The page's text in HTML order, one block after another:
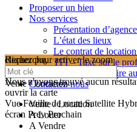
Proposer un bien
Nos services
Présentation d’agence
L’état des lieux
Le contrat de
TPI – Taxe sur le
Les frais de notaire
Contactez-nous
cliquez pour activer le zoom
searching...
Nous n'avons trouvé aucun
ouvrir la carte
Vue Feuille de route Satellite
écran Prev Prochain
Recherche
Vente / Location
Vente / Location
A Louer
A Vendre